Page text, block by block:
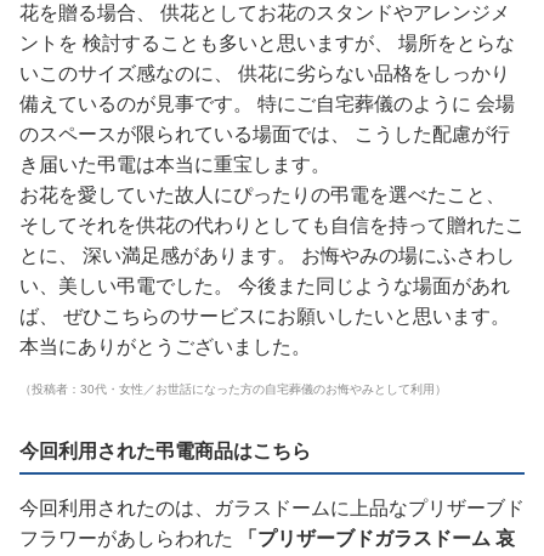
花を贈る場合、 供花としてお花のスタンドやアレンジメ
ントを 検討することも多いと思いますが、 場所をとらな
いこのサイズ感なのに、 供花に劣らない品格をしっかり
備えているのが見事です。 特にご自宅葬儀のように 会場
のスペースが限られている場面では、 こうした配慮が行
き届いた弔電は本当に重宝します。
お花を愛していた故人にぴったりの弔電を選べたこと、
そしてそれを供花の代わりとしても自信を持って贈れたこ
とに、 深い満足感があります。 お悔やみの場にふさわし
い、美しい弔電でした。 今後また同じような場面があれ
ば、 ぜひこちらのサービスにお願いしたいと思います。
本当にありがとうございました。
（投稿者：30代・女性／お世話になった方の自宅葬儀のお悔やみとして利用）
今回利用された弔電商品はこちら
今回利用されたのは、ガラスドームに上品なプリザーブド
フラワーがあしらわれた
「プリザーブドガラスドーム 哀